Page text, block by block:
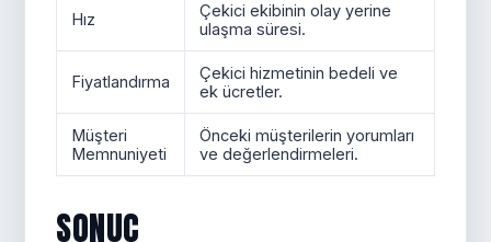
Hız
Çekici ekibinin olay yerine
ulaşma süresi.
Fiyatlandırma
Çekici hizmetinin bedeli ve
ek ücretler.
Müşteri
Memnuniyeti
Önceki müşterilerin yorumları
ve değerlendirmeleri.
SONUÇ